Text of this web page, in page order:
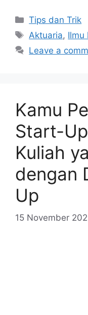
Tips dan Trik
Aktuaria, Ilmu
Leave a
Kamu
Start-
Kuliah
dengan
Up
15 November